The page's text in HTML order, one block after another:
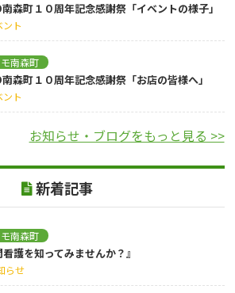
森町１０周年記念感謝祭「イベントの様子」
ント
モ南森町
森町１０周年記念感謝祭「お店の皆様へ」
ント
お知らせ・ブログをもっと見る >>
新着記事
モ南森町
看護を知ってみませんか？』
らせ